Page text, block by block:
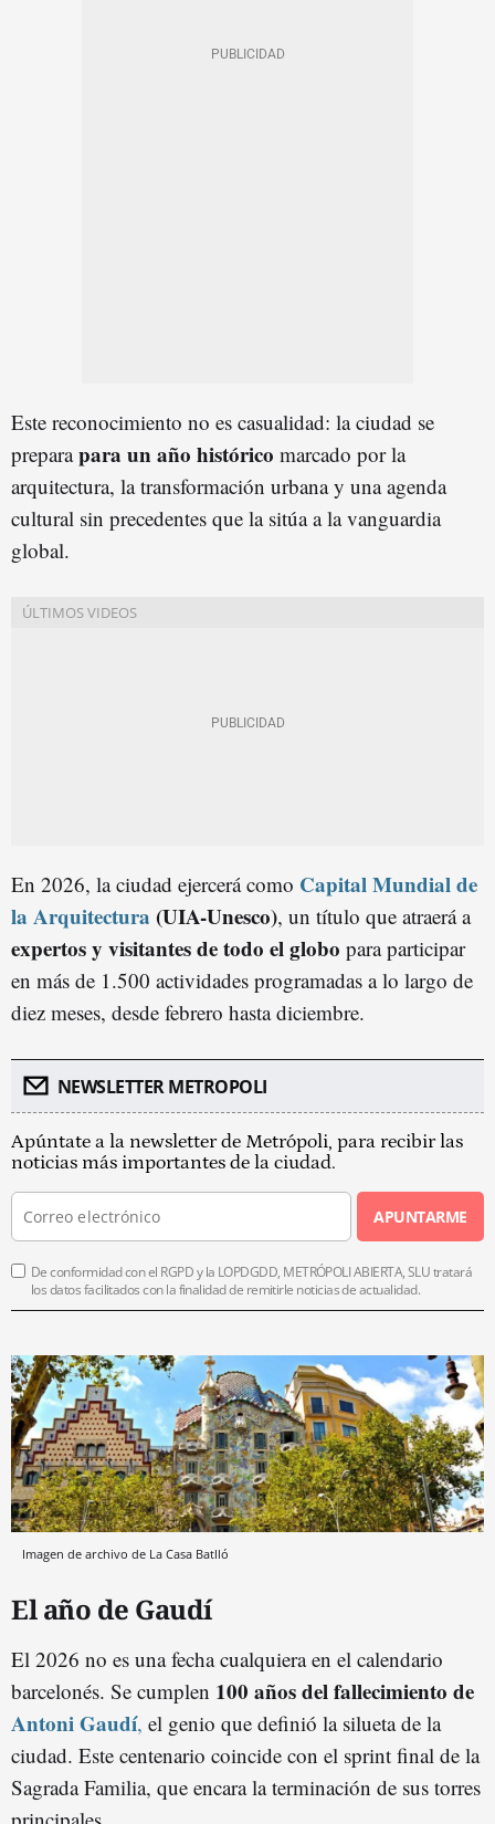
Este reconocimiento no es casualidad: la ciudad se
preparapara un año histórico marcado por la
arquitectura, la transformación urbana y una agenda
cultural sin precedentes que la sitúa a la vanguardia
global.
En 2026, la ciudad ejercerá como Capital Mundial de
la Arquitectura (UIA-Unesco), un título que atraerá a
expertos y visitantes de todo el globo para participar
en más de 1.500 actividades programadas a lo largo de
diez meses, desde febrero hasta diciembre.
NEWSLETTER METROPOLI
Apúntate a la newsletter de Metrópoli, para recibir las
noticias más importantes de la ciudad.
APUNTARME
De conformidad con el RGPD y la LOPDGDD, METRÓPOLI ABIERTA, SLU tratará
los datos facilitados con la finalidad de remitirle noticias de actualidad.
Imagen de archivo de La Casa Batlló
El año de Gaudí
El 2026 no es una fecha cualquiera en el calendario
barcelonés. Se cumplen 100 años del fallecimiento de
Antoni Gaudí, el genio que definió la silueta de la
ciudad. Este centenario coincide con el sprint final de la
Sagrada Familia, que encara la terminación de sus torres